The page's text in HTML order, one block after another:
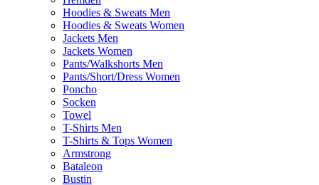
Hoodies & Sweats Men
Hoodies & Sweats Women
Jackets Men
Jackets Women
Pants/Walkshorts Men
Pants/Short/Dress Women
Poncho
Socken
Towel
T-Shirts Men
T-Shirts & Tops Women
Armstrong
Bataleon
Bustin